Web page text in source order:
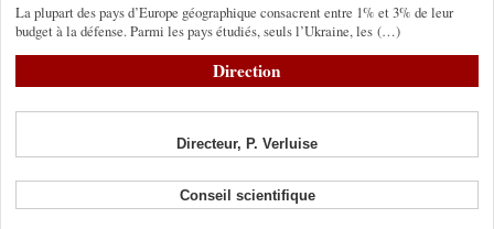
La plupart des pays d’Europe géographique consacrent entre 1% et 3% de leur
budget à la défense. Parmi les pays étudiés, seuls l’Ukraine, les (…)
Direction
Directeur, P. Verluise
Conseil scientifique